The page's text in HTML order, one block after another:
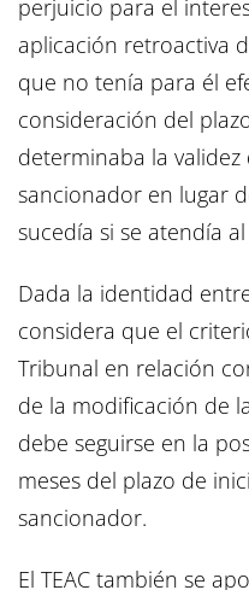
perjuicio para el
aplicación retroactiva
que no tenía para él
consideración del
determinaba la
sancionador en lugar
sucedía si se atendía
Dada la identidad
considera que el
Tribunal en relación
de la modificación de
debe seguirse en la
meses del plazo de
sancionador.
El TEAC también se